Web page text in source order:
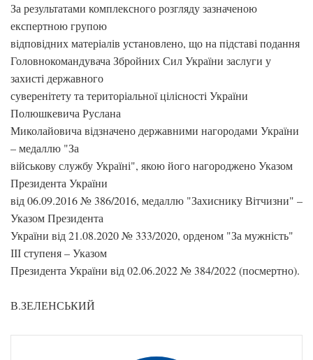
За результатами комплексного розгляду зазначеною
експертною групою
відповідних матеріалів установлено, що на підставі подання
Головнокомандувача Збройних Сил України заслуги у
захисті державного
суверенітету та територіальної цілісності України
Полюшкевича Руслана
Миколайовича відзначено державними нагородами України
– медаллю "За
військову службу Україні", якою його нагороджено Указом
Президента України
від 06.09.2016 № 386/2016, медаллю "Захиснику Вітчизни" –
Указом Президента
України від 21.08.2020 № 333/2020, орденом "За мужність"
ІІІ ступеня – Указом
Президента України від 02.06.2022 № 384/2022 (посмертно).
В.ЗЕЛЕНСЬКИЙ